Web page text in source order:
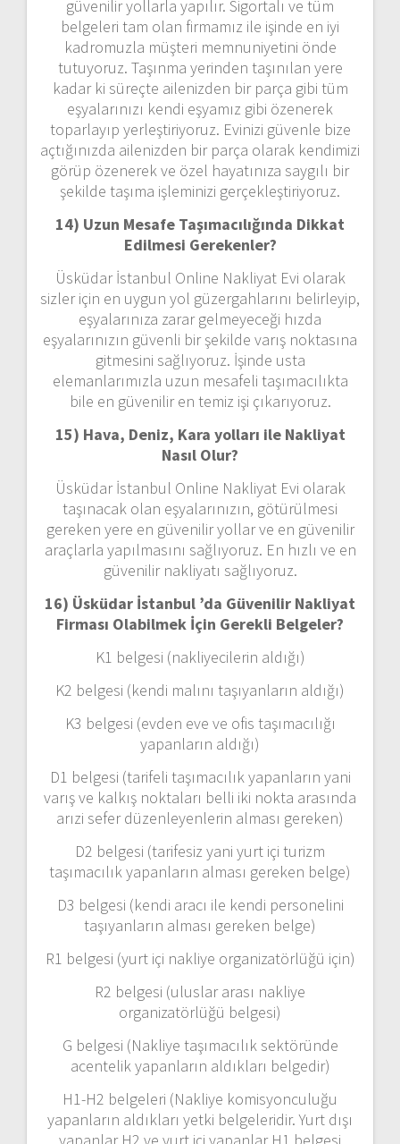
güvenilir yollarla yapılır. Sigortalı ve tüm
belgeleri tam olan firmamız ile işinde en iyi
kadromuzla müşteri memnuniyetini önde
tutuyoruz. Taşınma yerinden taşınılan yere
kadar ki süreçte ailenizden bir parça gibi tüm
eşyalarınızı kendi eşyamız gibi özenerek
toparlayıp yerleştiriyoruz. Evinizi güvenle bize
açtığınızda ailenizden bir parça olarak kendimizi
görüp özenerek ve özel hayatınıza saygılı bir
şekilde taşıma işleminizi gerçekleştiriyoruz.
14) Uzun Mesafe Taşımacılığında Dikkat
Edilmesi Gerekenler?
Üsküdar İstanbul Online Nakliyat Evi olarak
sizler için en uygun yol güzergahlarını belirleyip,
eşyalarınıza zarar gelmeyeceği hızda
eşyalarınızın güvenli bir şekilde varış noktasına
gitmesini sağlıyoruz. İşinde usta
elemanlarımızla uzun mesafeli taşımacılıkta
bile en güvenilir en temiz işi çıkarıyoruz.
15) Hava, Deniz, Kara yolları ile Nakliyat
Nasıl Olur?
Üsküdar İstanbul Online Nakliyat Evi olarak
taşınacak olan eşyalarınızın, götürülmesi
gereken yere en güvenilir yollar ve en güvenilir
araçlarla yapılmasını sağlıyoruz. En hızlı ve en
güvenilir nakliyatı sağlıyoruz.
16) Üsküdar İstanbul ’da Güvenilir Nakliyat
Firması Olabilmek İçin Gerekli Belgeler?
K1 belgesi (nakliyecilerin aldığı)
K2 belgesi (kendi malını taşıyanların aldığı)
K3 belgesi (evden eve ve ofis taşımacılığı
yapanların aldığı)
D1 belgesi (tarifeli taşımacılık yapanların yani
varış ve kalkış noktaları belli iki nokta arasında
arızi sefer düzenleyenlerin alması gereken)
D2 belgesi (tarifesiz yani yurt içi turizm
taşımacılık yapanların alması gereken belge)
D3 belgesi (kendi aracı ile kendi personelini
taşıyanların alması gereken belge)
R1 belgesi (yurt içi nakliye organizatörlüğü için)
R2 belgesi (uluslar arası nakliye
organizatörlüğü belgesi)
G belgesi (Nakliye taşımacılık sektöründe
acentelik yapanların aldıkları belgedir)
H1-H2 belgeleri (Nakliye komisyonculuğu
yapanların aldıkları yetki belgeleridir. Yurt dışı
yapanlar H2 ve yurt içi yapanlar H1 belgesi